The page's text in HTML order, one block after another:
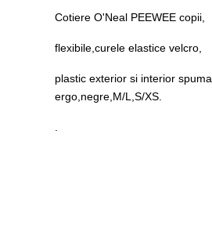
Cotiere O'Neal PEEWEE copii,
flexibile,curele elastice velcro,
plastic exterior si interior spuma
ergo,negre,M/L,S/XS.